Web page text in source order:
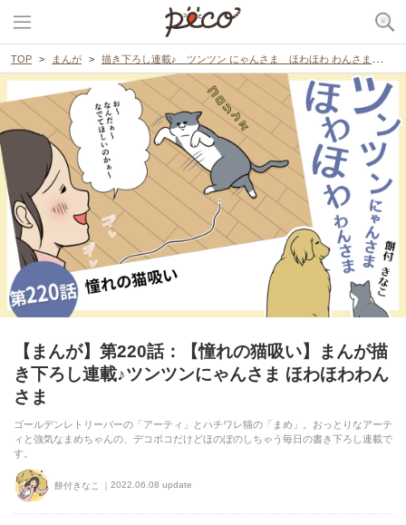
TOP まんが 描き下ろし連載♪ ツンツン にゃんさま ほわほわ わんさま
【まんが】第220話：【憧れの猫吸い】まんが描
き下ろし連載♪ツンツンにゃんさま ほわほわわん
さま
ゴールデンレトリーバーの「アーティ」とハチワレ猫の「まめ」。おっとりなアーテ
ィと強気なまめちゃんの、デコボコだけどほのぼのしちゃう毎日の書き下ろし連載で
す。
餅付きなこ 2022.06.08 update